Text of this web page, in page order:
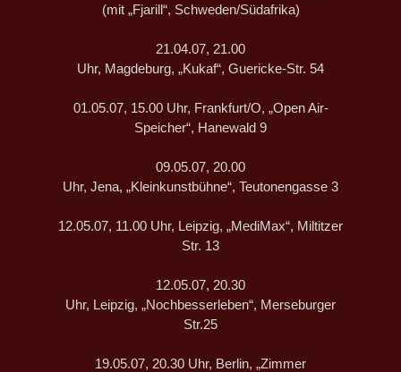
(mit „Fjarill“, Schweden/Südafrika)
21.04.07, 21.00
Uhr, Magdeburg, „Kukaf“, Guericke-Str. 54
01.05.07, 15.00 Uhr, Frankfurt/O, „Open Air-
Speicher“, Hanewald 9
09.05.07, 20.00
Uhr, Jena, „Kleinkunstbühne“, Teutonengasse 3
12.05.07, 11.00 Uhr, Leipzig, „MediMax“, Miltitzer
Str. 13
12.05.07, 20.30
Uhr, Leipzig, „Nochbesserleben“, Merseburger
Str.25
19.05.07, 20.30 Uhr, Berlin, „Zimmer